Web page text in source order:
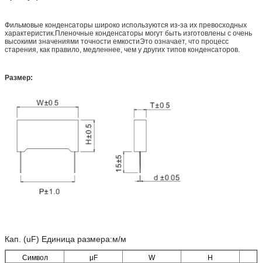
Фильмовые конденсаторы широко используются из-за их превосходных
характеристик.Пленочные конденсаторы могут быть изготовлены с очень
высокими значениями точности емкостиЭто означает, что процесс
старения, как правило, медленнее, чем у других типов конденсаторов.
Размер:
Кап. (uF) Единица размера:м/м
Символ μF W
H